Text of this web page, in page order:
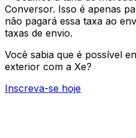
Conversor. Isso é apenas
não pagará essa taxa ao
taxas de envio.
Você sabia que é possível
exterior com a Xe?
Inscreva-se hoje